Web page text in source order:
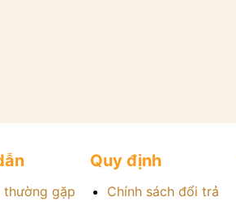
thường gặp
Quy định
Chính sách đổi trả